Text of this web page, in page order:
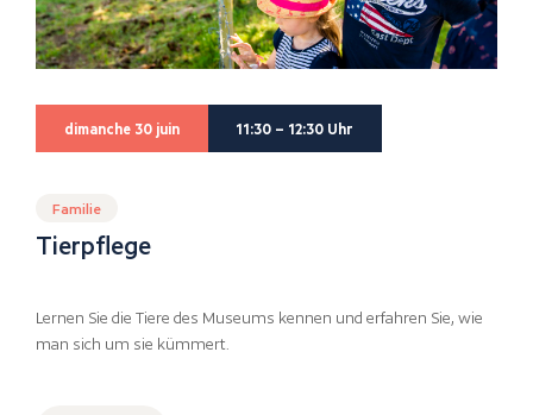
dimanche 30 juin 11:30 – 12:30 Uhr
Familie
Tierpflege
Lernen Sie die Tiere des Museums kennen und erfahren Sie, wie
man sich um sie kümmert.